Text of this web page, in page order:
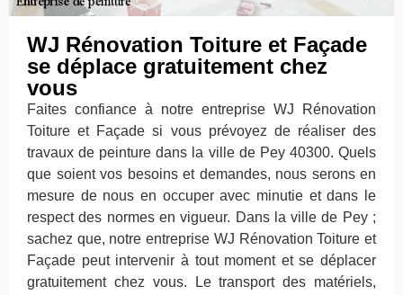
WJ Rénovation Toiture et Façade
se déplace gratuitement chez
vous
Faites confiance à notre entreprise WJ Rénovation
Toiture et Façade si vous prévoyez de réaliser des
travaux de peinture dans la ville de Pey 40300. Quels
que soient vos besoins et demandes, nous serons en
mesure de nous en occuper avec minutie et dans le
respect des normes en vigueur. Dans la ville de Pey ;
sachez que, notre entreprise WJ Rénovation Toiture et
Façade peut intervenir à tout moment et se déplacer
gratuitement chez vous. Le transport des matériels,